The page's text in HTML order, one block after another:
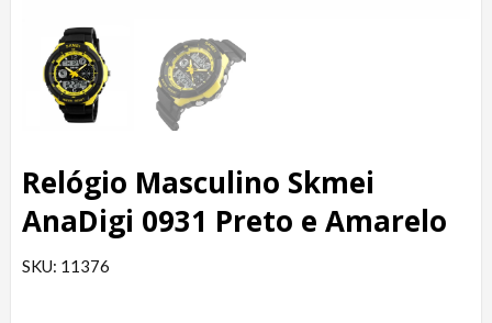
Relógio Masculino Skmei
AnaDigi 0931 Preto e Amarelo
SKU: 11376